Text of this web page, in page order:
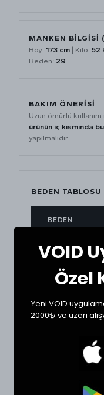
MANKEN BİLGİSİ
Boy: 173 cm | Kilo: 52
Beden: 29
BAKIM ÖNERİSİ
Uzun ömürlü
ürünün iç kısmında
yapılmalıdır.
BEDEN TABLOSU
BEDEN
29
30
32
VOID
Özel
Yeni VOID
2000₺ ve üzeri